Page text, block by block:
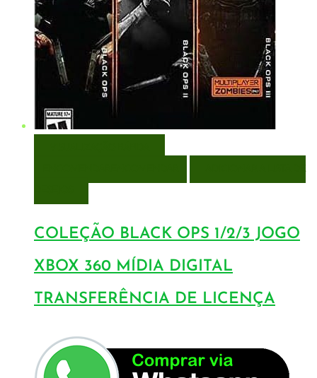
COLEÇÃO BLACK OPS 1/2/3 JOGO
XBOX 360 MÍDIA DIGITAL
TRANSFERÊNCIA DE LICENÇA